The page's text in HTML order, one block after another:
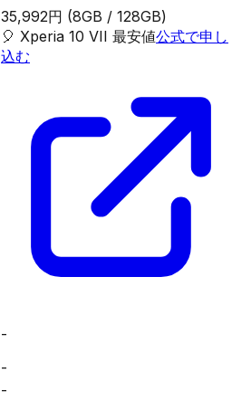
35,992円 (8GB / 128GB)
🎈 Xperia 10 VII 最安値公式で申し
込む
-
-
-